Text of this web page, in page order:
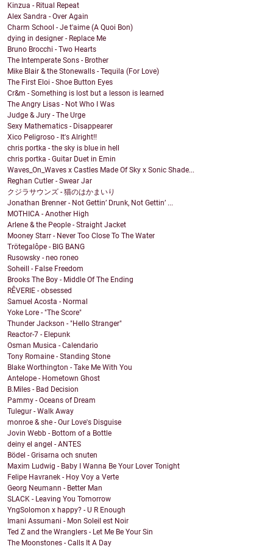
Kinzua - Ritual Repeat
Alex Sandra - Over Again
Charm School - Je t'aime (A Quoi Bon)
dying in designer - Replace Me
Bruno Brocchi - Two Hearts
The Intemperate Sons - Brother
Mike Blair & the Stonewalls - Tequila (For Love)
The First Eloi - Shoe Button Eyes
Cr&m - Something is lost but a lesson is learned
The Angry Lisas - Not Who I Was
Judge & Jury - The Urge
Sexy Mathematics - Disappearer
Xico Peligroso - It's Alright!!
chris portka - the sky is blue in hell
chris portka - Guitar Duet in Emin
Waves_On_Waves x Castles Made Of Sky x Sonic Shade...
Reghan Cutler - Swear Jar
クジラサウンズ - 猫のはかまいり
Jonathan Brenner - Not Gettin’ Drunk, Not Gettin’ ...
MOTHICA - Another High
Arlene & the People - Straight Jacket
Mooney Starr - Never Too Close To The Water
Trötegalôpe - BIG BANG
Rusowsky - neo roneo
Soheill - False Freedom
Brooks The Boy - Middle Of The Ending
RÊVERIE - obsessed
Samuel Acosta - Normal
Yoke Lore - "The Score"
Thunder Jackson - "Hello Stranger"
Reactor-7 - Elepunk
Osman Musica - Calendario
Tony Romaine - Standing Stone
Blake Worthington - Take Me With You
Antelope - Hometown Ghost
B.Miles - Bad Decision
Pammy - Oceans of Dream
Tulegur - Walk Away
monroe & she - Our Love's Disguise
Jovin Webb - Bottom of a Bottle
deiny el angel - ANTES
Bödel - Grisarna och snuten
Maxim Ludwig - Baby I Wanna Be Your Lover Tonight
Felipe Havranek - Hoy Voy a Verte
Georg Neumann - Better Man
SLACK - Leaving You Tomorrow
YngSolomon x happy? - U R Enough
Imani Assumani - Mon Soleil est Noir
Ted Z and the Wranglers - Let Me Be Your Sin
The Moonstones - Calls It A Day